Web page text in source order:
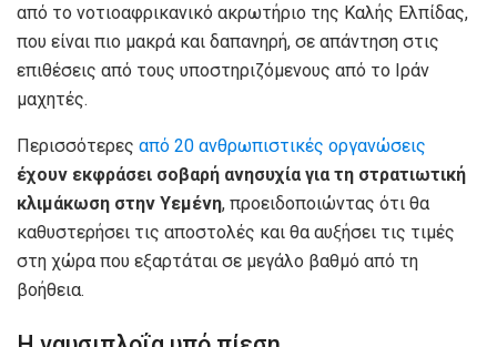
από το νοτιοαφρικανικό ακρωτήριο της Καλής Ελπίδας,
που είναι πιο μακρά και δαπανηρή, σε απάντηση στις
επιθέσεις από τους υποστηριζόμενους από το Ιράν
μαχητές.
Περισσότερες από 20 ανθρωπιστικές οργανώσεις
έχουν εκφράσει σοβαρή ανησυχία για τη στρατιωτική
κλιμάκωση στην Υεμένη, προειδοποιώντας ότι θα
καθυστερήσει τις αποστολές και θα αυξήσει τις τιμές
στη χώρα που εξαρτάται σε μεγάλο βαθμό από τη
βοήθεια.